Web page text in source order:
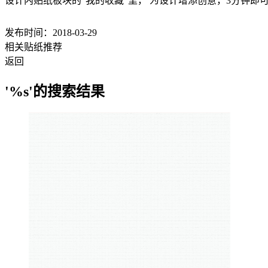
发布时间：2018-03-29
相关贴纸推荐
返回
'%s'的搜索结果